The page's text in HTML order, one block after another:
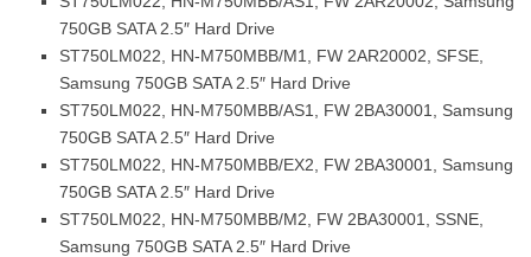
750GB SATA 2.5″ Hard Drive
ST750LM022, HN-M750MBB/M1, FW 2AR20002, SFSE,
Samsung 750GB SATA 2.5″ Hard Drive
ST750LM022, HN-M750MBB/AS1, FW 2BA30001, Samsung
750GB SATA 2.5″ Hard Drive
ST750LM022, HN-M750MBB/EX2, FW 2BA30001, Samsung
750GB SATA 2.5″ Hard Drive
ST750LM022, HN-M750MBB/M2, FW 2BA30001, SSNE,
Samsung 750GB SATA 2.5″ Hard Drive